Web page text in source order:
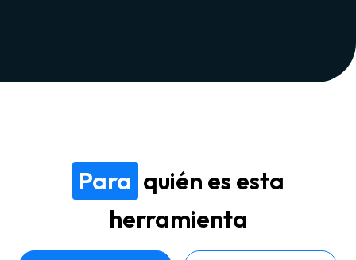
Para quién es esta
herramienta